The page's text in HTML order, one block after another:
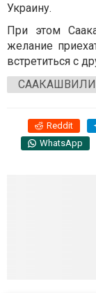
Украину.
При этом
желание
встретиться с
СААКАШВИЛИ
Reddit
WhatsApp